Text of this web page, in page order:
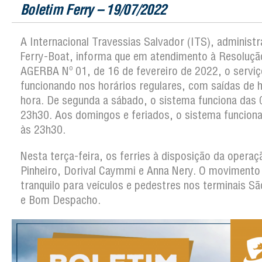
Boletim Ferry – 19/07/2022
A Internacional Travessias Salvador (ITS),
Ferry-Boat, informa que em atendimento à
AGERBA Nº 01, de 16 de fevereiro de 2022, o
funcionando nos horários regulares, com saídas de
hora. De segunda a sábado, o sistema funciona das
23h30. Aos domingos e feriados, o sistema
às 23h30.
Nesta terça-feira, os ferries à disposição da
Pinheiro, Dorival Caymmi e Anna Nery. O
tranquilo para veículos e pedestres nos terminais
e Bom Despacho.